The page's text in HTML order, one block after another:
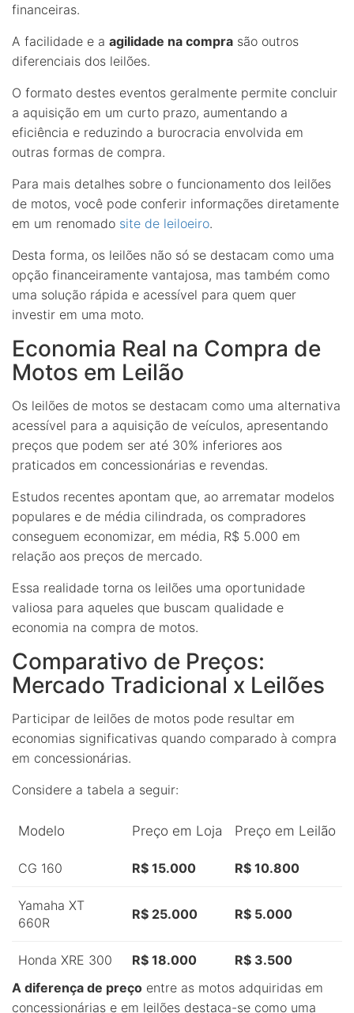
financeiras.
A facilidade e a agilidade na compra são outros
diferenciais dos leilões.
O formato destes eventos geralmente permite concluir
a aquisição em um curto prazo, aumentando a
eficiência e reduzindo a burocracia envolvida em
outras formas de compra.
Para mais detalhes sobre o funcionamento dos leilões
de motos, você pode conferir informações diretamente
em um renomado site de leiloeiro.
Desta forma, os leilões não só se destacam como uma
opção financeiramente vantajosa, mas também como
uma solução rápida e acessível para quem quer
investir em uma moto.
Economia Real na Compra de
Motos em Leilão
Os leilões de motos se destacam como uma alternativa
acessível para a aquisição de veículos, apresentando
preços que podem ser até 30% inferiores aos
praticados em concessionárias e revendas.
Estudos recentes apontam que, ao arrematar modelos
populares e de média cilindrada, os compradores
conseguem economizar, em média, R$ 5.000 em
relação aos preços de mercado.
Essa realidade torna os leilões uma oportunidade
valiosa para aqueles que buscam qualidade e
economia na compra de motos.
Comparativo de Preços:
Mercado Tradicional x Leilões
Participar de leilões de motos pode resultar em
economias significativas quando comparado à compra
em concessionárias.
Considere a tabela a seguir:
Modelo Preço em Loja Preço em Leilão
CG 160 R$ 15.000 R$ 10.800
Yamaha XT
660R
R$ 25.000 R$ 5.000
Honda XRE 300 R$ 18.000
R$ 3.500
A diferença de preço entre as motos adquiridas em
concessionárias e em leilões destaca-se como uma